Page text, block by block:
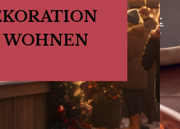
WOHNEN